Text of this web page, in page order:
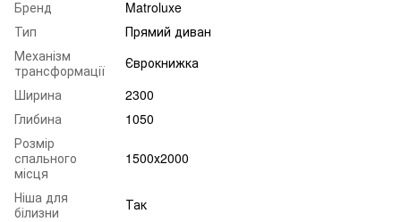
Бренд
Matroluxe
Тип
Прямий диван
Механізм
трансформації
Єврокнижка
Ширина
2300
Глибина
1050
Розмір
спального
місця
1500х2000
Ніша для
білизни
Так